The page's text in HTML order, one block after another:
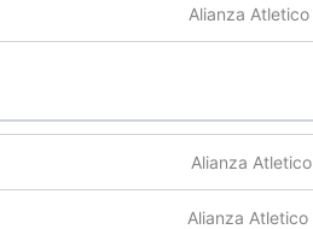
Alianza Atletico
Alianza Atletico
Alianza Atletico